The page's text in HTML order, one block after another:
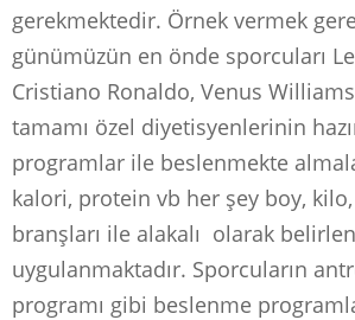
gerekmektedir. Örnek vermek
günümüzün en önde sporcuları
Cristiano Ronaldo, Venus
tamamı özel diyetisyenlerinin
programlar ile beslenmekte
kalori, protein vb her şey boy,
branşları ile alakalı olarak
uygulanmaktadır. Sporcuların
programı gibi beslenme